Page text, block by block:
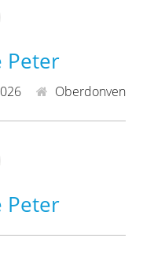
Peter
Oberdonven
Peter